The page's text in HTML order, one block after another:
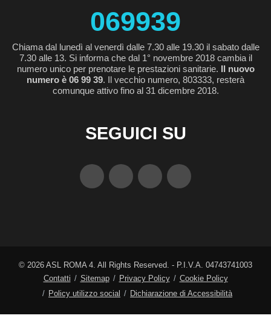
069939
Chiama dal lunedì al venerdì dalle 7.30 alle 19.30 il sabato dalle
7.30 alle 13. Si informa che dal 1° novembre 2018 cambia il
numero unico per prenotare le prestazioni sanitarie. Il nuovo
numero è 06 99 39. Il vecchio numero, 803333, resterà
comunque attivo fino al 31 dicembre 2018.
SEGUICI SU
© 2026 ASL ROMA 4. All Rights Reserved. - P.I.V.A. 04743741003
Contatti
Sitemap Privacy Policy
Cookie Policy
Policy utilizzo social
Dichiarazione di Accessibilità